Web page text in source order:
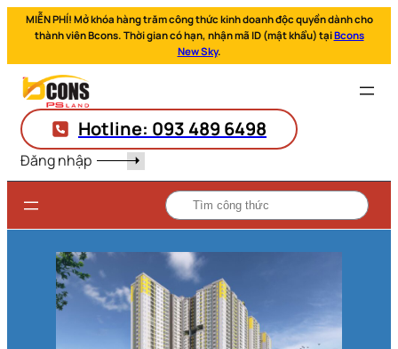
MIỄN PHÍ! Mở khóa hàng trăm công thức kinh doanh độc quyền dành cho
thành viên Bcons. Thời gian có hạn, nhận mã ID (mật khẩu) tạiBcons
New Sky.
Hotline: 093 489 6498
Đăng nhập